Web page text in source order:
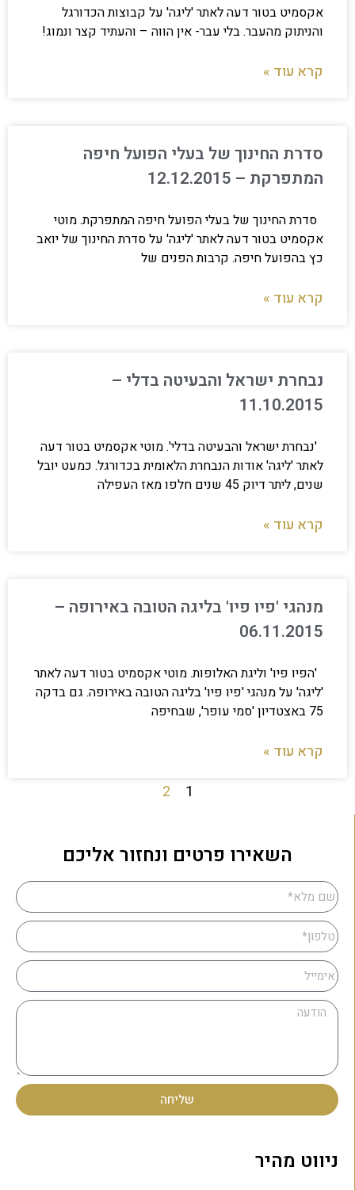
אקסמיט בטור דעה לאתר 'ליגה' על קבוצות הכדורגל
והניתוק מהעבר. בלי עבר- אין הווה – והעתיד קצר ונמוג!
קרא עוד »
סדרת החינוך של בעלי הפועל חיפה
המתפרקת – 12.12.2015
סדרת החינוך של בעלי הפועל חיפה המתפרקת. מוטי
אקסמיט בטור דעה לאתר 'ליגה' על סדרת החינוך של יואב
כץ בהפועל חיפה. קרבות הפנים של
קרא עוד »
נבחרת ישראל והבעיטה בדלי –
11.10.2015
'נבחרת ישראל והבעיטה בדלי'. מוטי אקסמיט בטור דעה
לאתר 'ליגה' אודות הנבחרת הלאומית בכדורגל. כמעט יובל
שנים, ליתר דיוק 45 שנים חלפו מאז העפילה
קרא עוד »
מנהגי 'פיו פיו' בליגה הטובה באירופה –
06.11.2015
'הפיו פיו' וליגת האלופות. מוטי אקסמיט בטור דעה לאתר
'ליגה' על מנהגי 'פיו פיו' בליגה הטובה באירופה. גם בדקה
75 באצטדיון 'סמי עופר', שבחיפה
קרא עוד »
1
2
השאירו פרטים ונחזור אליכם
שליחה
ניווט מהיר